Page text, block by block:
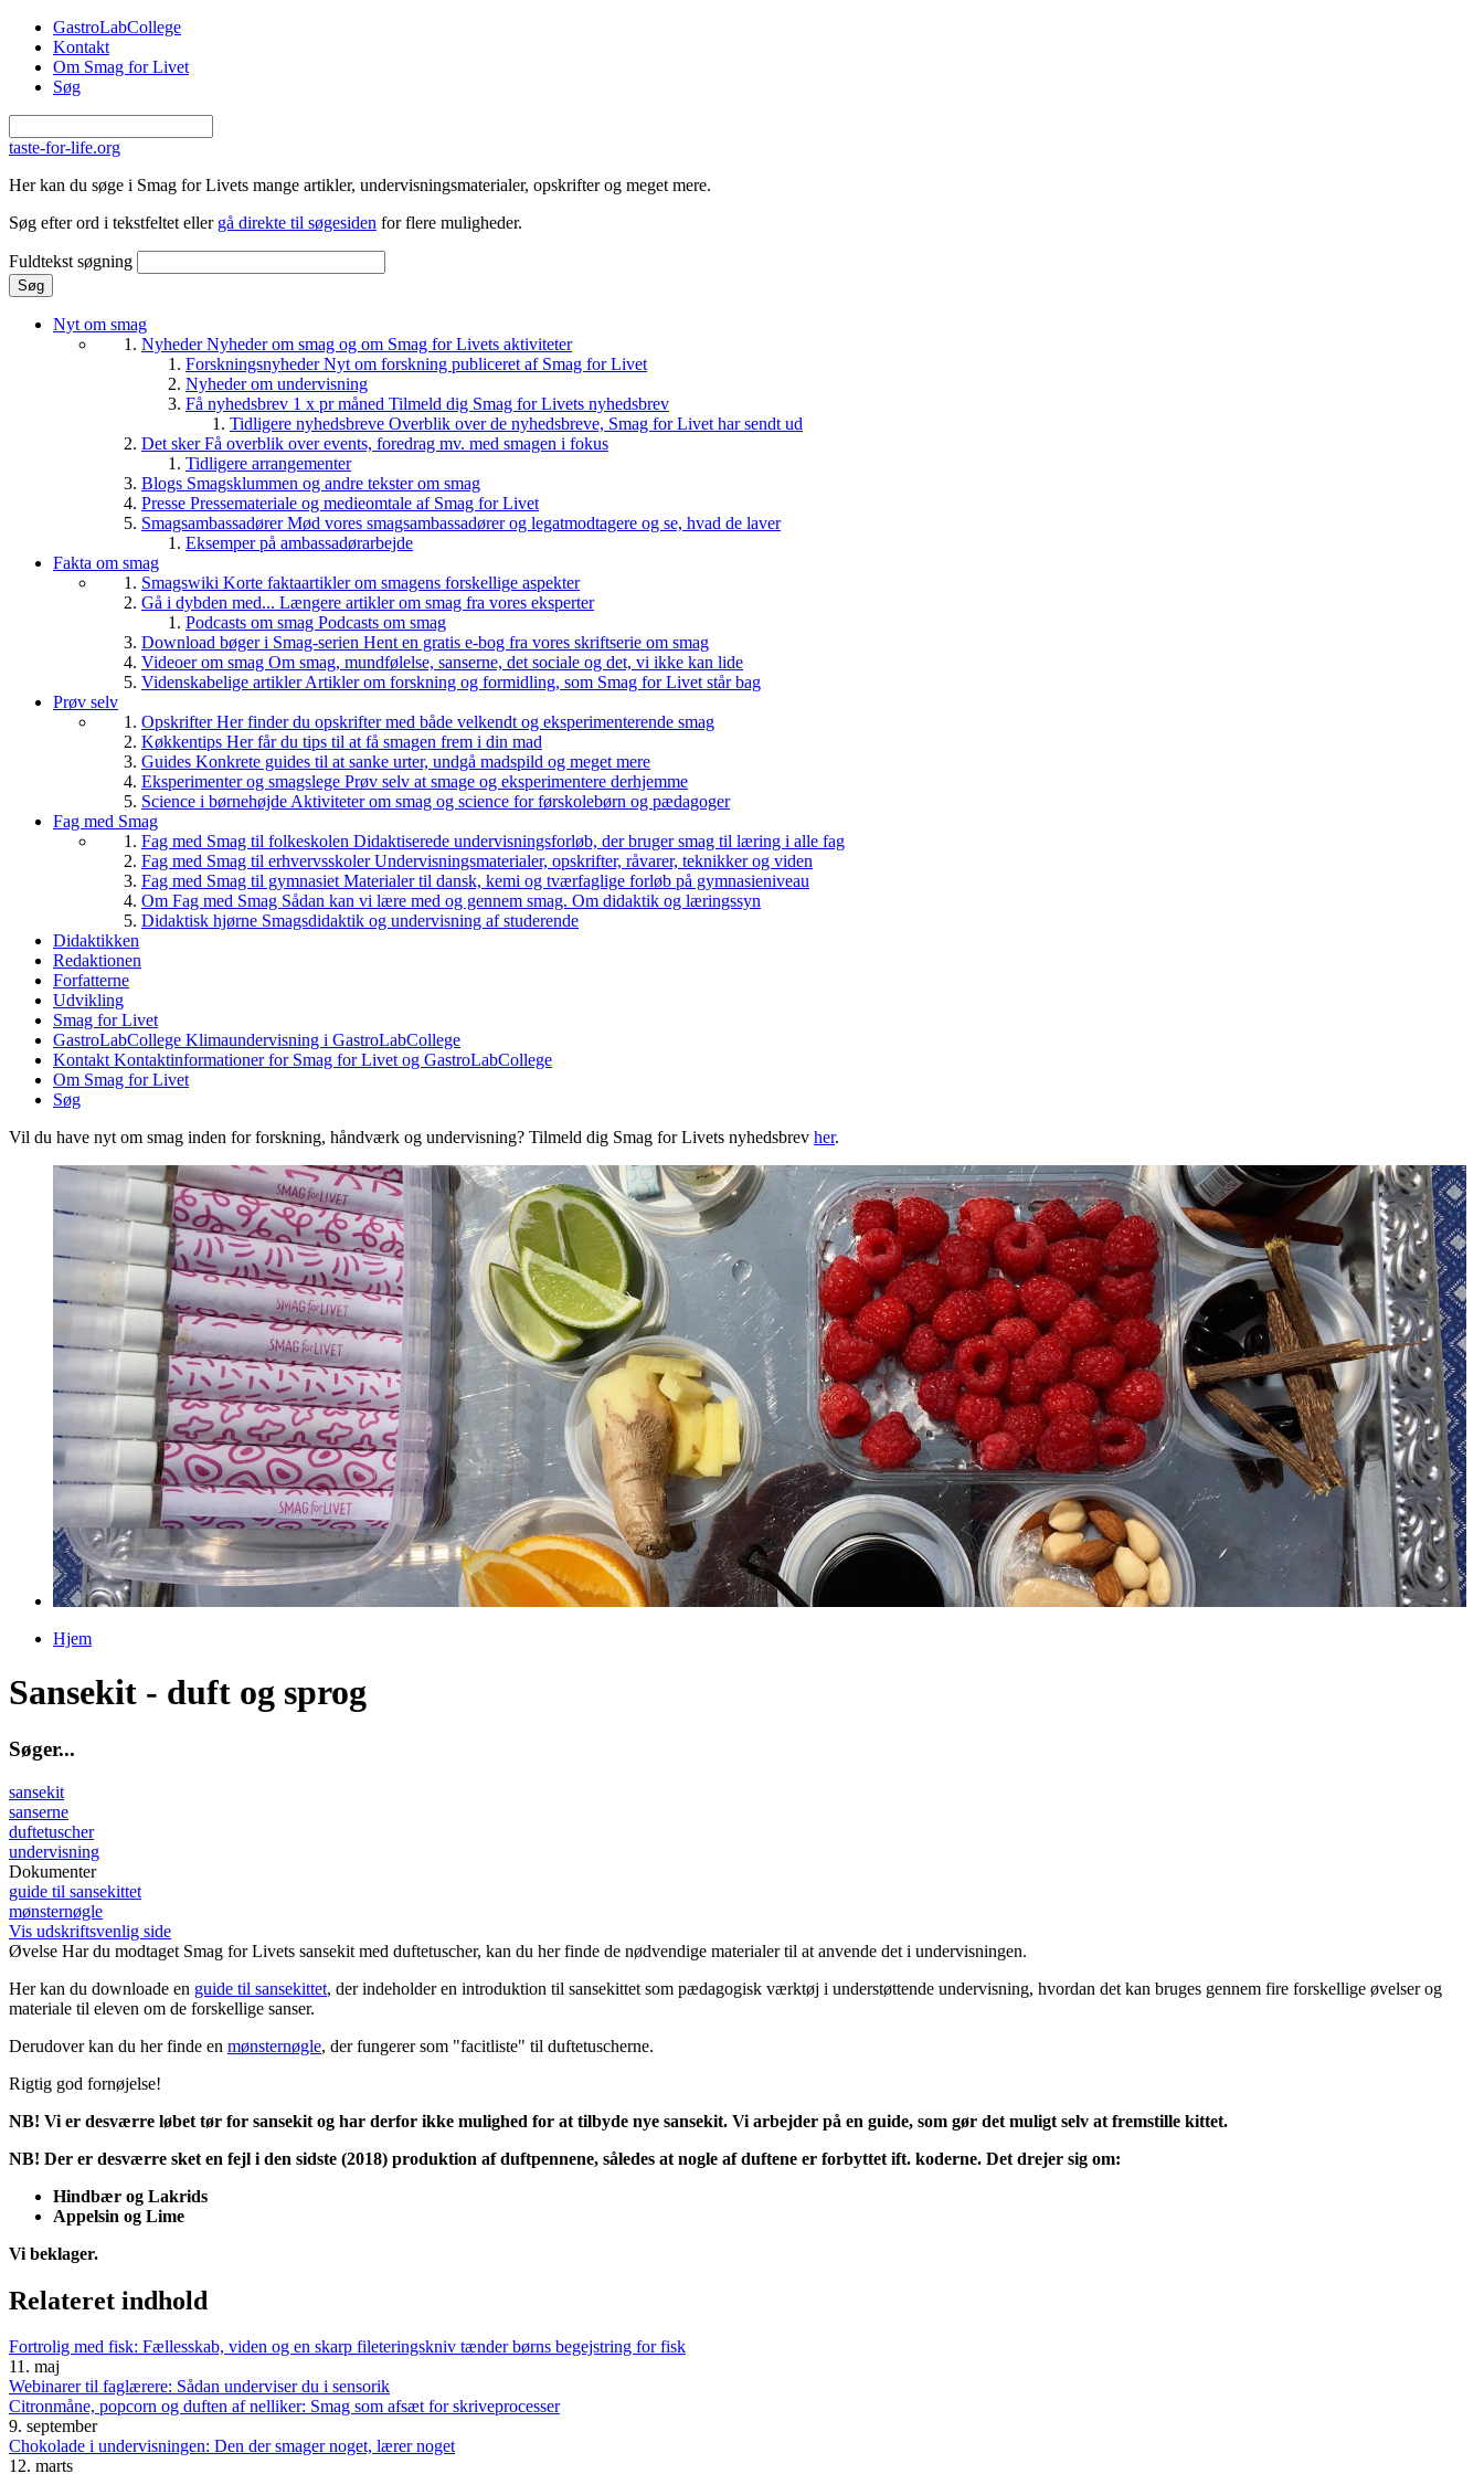
Gå til hovedindhold
GastroLabCollege
Kontakt
Om Smag for Livet
Søg
taste-for-life.org
Her kan du søge i Smag for Livets mange artikler, undervisningsmaterialer, opskrifter og meget mere.
Søg efter ord i tekstfeltet eller gå direkte til søgesiden for flere muligheder.
Fuldtekst søgning
Nyt om smag
NyhederNyheder om smag og om Smag for Livets aktiviteter
ForskningsnyhederNyt om forskning publiceret af Smag for Livet
Nyheder om undervisning
Få nyhedsbrev 1 x pr måned Tilmeld dig Smag for Livets nyhedsbrev
Tidligere nyhedsbreve Overblik over de nyhedsbreve, Smag for Livet har sendt ud
Det skerFå overblik over events, foredrag mv. med smagen i fokus
Tidligere arrangementer
Blogs Smagsklummen og andre tekster om smag
Presse Pressemateriale og medieomtale af Smag for Livet
SmagsambassadørerMød vores smagsambassadører og legatmodtagere og se, hvad de laver
Eksemper på ambassadørarbejde
Fakta om smag
Smagswiki Korte faktaartikler om smagens forskellige aspekter
Gå i dybden med... Længere artikler om smag fra vores eksperter
Podcasts om smag Podcasts om smag
Download bøger i Smag-serien Hent en gratis e-bog fra vores skriftserie om smag
Videoer om smag Om smag, mundfølelse, sanserne, det sociale og det, vi ikke kan lide
Videnskabelige artiklerArtikler om forskning og formidling, som Smag for Livet står bag
Prøv selv
OpskrifterHer finder du opskrifter med både velkendt og eksperimenterende smag
Køkkentips Her får du tips til at få smagen frem i din mad
Guides Konkrete guides til at sanke urter, undgå madspild og meget mere
Eksperimenter og smagslege Prøv selv at smage og eksperimentere derhjemme
Science i børnehøjde Aktiviteter om smag og science for førskolebørn og pædagoger
Fag med Smag
Fag med Smag til folkeskolen Didaktiserede undervisningsforløb, der bruger smag til læring i alle fag
Fag med Smag til erhvervsskolerUndervisningsmaterialer, opskrifter, råvarer, teknikker og viden
Fag med Smag til gymnasiet Materialer til dansk, kemi og tværfaglige forløb på gymnasieniveau
Om Fag med Smag Sådan kan vi lære med og gennem smag. Om didaktik og læringssyn
Didaktisk hjørne Smagsdidaktik og undervisning af studerende
Didaktikken
Redaktionen
Forfatterne
Udvikling
Smag for Livet
GastroLabCollege Klimaundervisning i GastroLabCollege
Kontakt Kontaktinformationer for Smag for Livet og GastroLabCollege
Om Smag for Livet
Søg
Vil du have nyt om smag inden for forskning, håndværk og undervisning? Tilmeld dig Smag for Livets nyhedsbrev her.
Hjem
Sansekit - duft og sprog
Søger...
sansekit
sanserne
duftetuscher
undervisning
Dokumenter
guide til sansekittet
mønsternøgle
Vis udskriftsvenlig side
Øvelse Har du modtaget Smag for Livets sansekit med duftetuscher, kan du her finde de nødvendige materialer til at anvende det i undervisningen.
Her kan du downloade en guide til sansekittet, der indeholder en introduktion til sansekittet som pædagogisk værktøj i understøttende undervisning, hvordan det kan bruges gennem fire forskellige øvelser og
materiale til eleven om de forskellige sanser.
Derudover kan du her finde en mønsternøgle, der fungerer som "facitliste" til duftetuscherne.
Rigtig god fornøjelse!
NB! Vi er desværre løbet tør for sansekit og har derfor ikke mulighed for at tilbyde nye sansekit. Vi arbejder på en guide, som gør det muligt selv at fremstille kittet.
NB! Der er desværre sket en fejl i den sidste (2018) produktion af duftpennene, således at nogle af duftene er forbyttet ift. koderne. Det drejer sig om:
Hindbær og Lakrids
Appelsin og Lime
Vi beklager.
Relateret indhold
Fortrolig med fisk: Fællesskab, viden og en skarp fileteringskniv tænder børns begejstring for fisk
11. maj
Webinarer til faglærere: Sådan underviser du i sensorik
Citronmåne, popcorn og duften af nelliker: Smag som afsæt for skriveprocesser
9. september
Chokolade i undervisningen: Den der smager noget, lærer noget
12. marts